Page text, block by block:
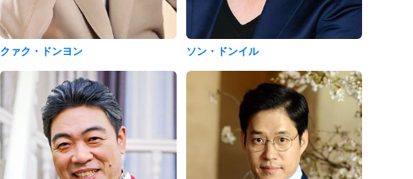
クァク・ドンヨン ソン・ドンイル